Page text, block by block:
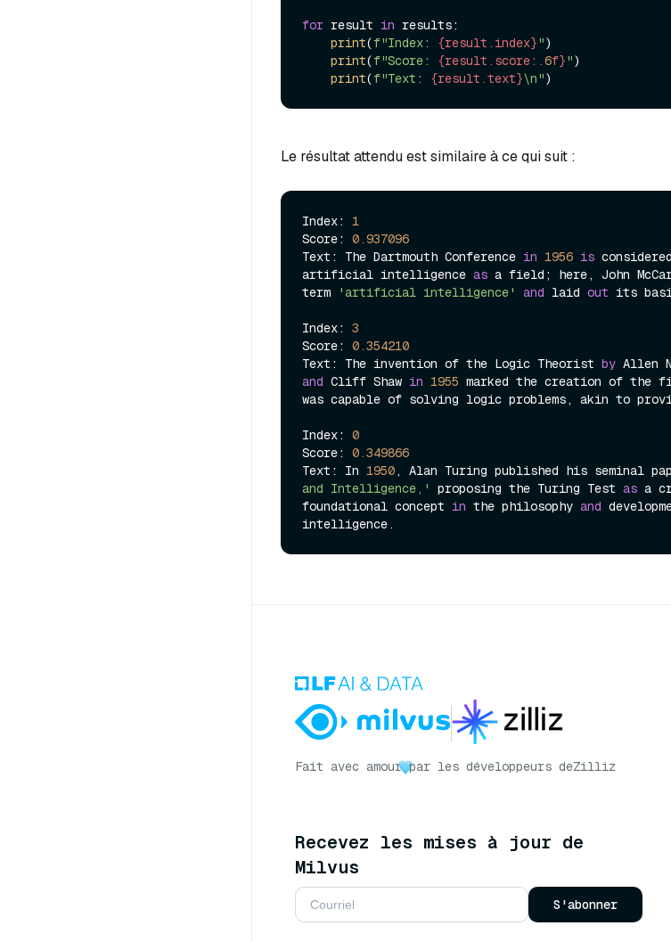
for result in results:
print(f"Index: {result.index}")
print(f"Score: {result.score: .6f}")
print(f"Text: {result.text}\n"
Le résultat attendu est similaire à ce qui suit :
Index: 1
Score: 0.937096
Text: The Dartmouth Conference in 1956 is
artificial intelligence as a field; here, John
term
'artificial intelligence' and laid out its
Index: 3
Score: 0.354210
Text: The invention of the Logic Theorist by
and Cliff Shaw in 1955 marked the creation of the
was capable of solving logic problems, akin to
Index: 0
Score: 0.349866
Text: In 1950, Alan Turing published his seminal
and Intelligence,'
proposing the Turing Test as a
foundational concept in the philosophy and
Fait avec amour par les développeurs deZilliz
Recevez les mises à jour de
Milvus
S'abonner